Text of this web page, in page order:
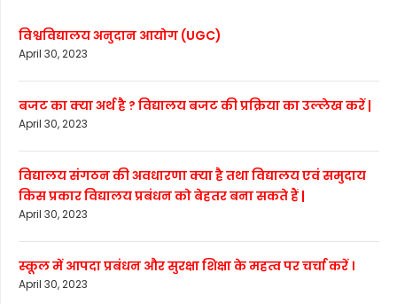
विश्वविद्यालय अनुदान आयोग (UGC)
April 30, 2023
बजट का क्या अर्थ है ? विद्यालय बजट की प्रक्रिया का उल्लेख करें |
April 30, 2023
विद्यालय संगठन की अवधारणा क्या है तथा विद्यालय एवं समुदाय
किस प्रकार विद्यालय प्रबंधन को बेहतर बना सकते हैं |
April 30, 2023
स्कूल में आपदा प्रबंधन और सुरक्षा शिक्षा के महत्व पर चर्चा करें ।
April 30, 2023